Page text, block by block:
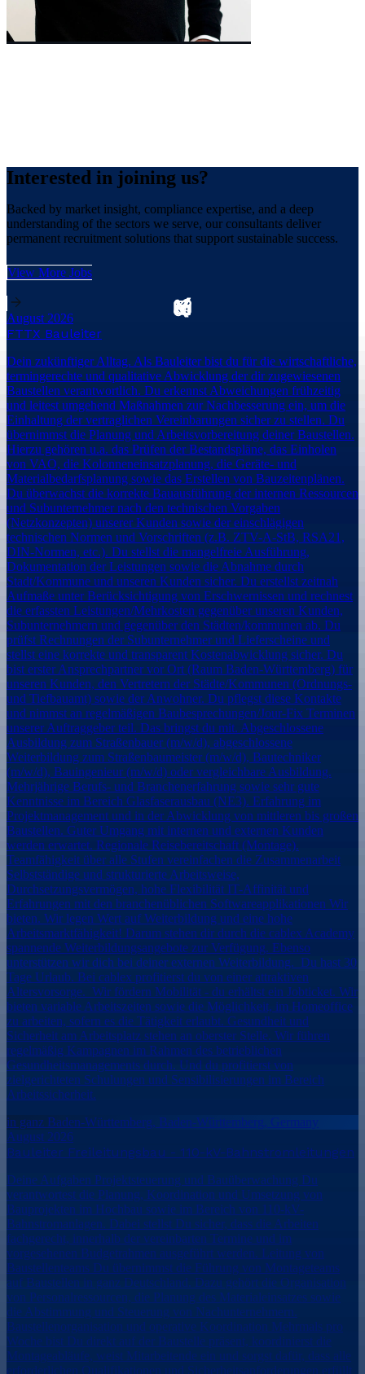
Interested in joining us?
Backed by market insight, compliance expertise, and a deep
understanding of the sectors we serve, our consultants deliver
permanent recruitment solutions that support sustainable success.
View More Jobs
August 2026
FTTX Bauleiter
Dein zukünftiger Alltag. Als Bauleiter bist du für die wirtschaftliche,
termingerechte und qualitative Abwicklung der dir zugewiesenen
Baustellen verantwortlich. Du erkennst Abweichungen frühzeitig
und leitest umgehend Maßnahmen zur Nachbesserung ein, um die
Einhaltung der vertraglichen Vereinbarungen sicher zu stellen. Du
übernimmst die Planung und Arbeitsvorbereitung deiner Baustellen.
Hierzu gehören u.a. das Prüfen der Bestandspläne, das Einholen
von VAO, die Kolonneneinsatzplanung, die Geräte- und
Materialbedarfsplanung sowie das Erstellen von Bauzeitenplänen.
Du überwachst die korrekte Bauausführung der internen Ressourcen
und Subunternehmer nach den technischen Vorgaben
(Netzkonzepten) unserer Kunden sowie der einschlägigen
technischen Normen und Vorschriften (z.B. ZTV-A-StB, RSA21,
DIN-Normen, etc.). Du stellst die mangelfreie Ausführung,
Dokumentation der Leistungen sowie die Abnahme durch
Stadt/Kommune und unseren Kunden sicher. Du erstellst zeitnah
Aufmaße unter Berücksichtigung von Erschwernissen und rechnest
die erfassten Leistungen/Mehrkosten gegenüber unseren Kunden,
Subunternehmern und gegenüber den Städten/kommunen ab. Du
prüfst Rechnungen der Subunternehmer und Lieferscheine und
stellst eine korrekte und transparent Kostenabwicklung sicher. Du
bist erster Ansprechpartner vor Ort (Raum Baden-Württemberg) für
unseren Kunden, den Vertretern der Städte/Kommunen (Ordnungs-
und Tiefbauamt) sowie der Anwohner. Du pflegst diese Kontakte
und nimmst an regelmäßigen Baubesprechungen/Jour-Fix Terminen
unserer Auftraggeber teil. Das bringst du mit. Abgeschlossene
Ausbildung zum Straßenbauer (m/w/d), abgeschlossene
Weiterbildung zum Straßenbaumeister (m/w/d), Bautechniker
(m/w/d), Bauingenieur (m/w/d) oder vergleichbare Ausbildung.
Mehrjährige Berufs- und Branchenerfahrung sowie sehr gute
Kenntnisse im Bereich Glasfaserausbau (NE3). Erfahrung im
Projektmanagement und in der Abwicklung von mittleren bis großen
Baustellen. Guter Umgang mit internen und externen Kunden
werden erwartet. Regionale Reisebereitschaft (Montage).
Teamfähigkeit über alle Stufen vereinfachen die Zusammenarbeit
Selbstständige und strukturierte Arbeitsweise,
Durchsetzungsvermögen, hohe Flexibilität IT-Affinität und
Erfahrungen mit den branchenüblichen Softwareapplikationen Wir
bieten. Wir legen Wert auf Weiterbildung und eine hohe
Arbeitsmarktfähigkeit! Darum stehen dir durch die cablex Academy
spannende Weiterbildungsangebote zur Verfügung. Ebenso
unterstützen wir dich bei deiner externen Weiterbildung. Du hast 30
Tage Urlaub. Bei cablex profitierst du von einer attraktiven
Altersvorsorge. Wir fördern Mobilität - du erhältst ein Jobticket. Wir
bieten variable Arbeitszeiten sowie die Möglichkeit, im Homeoffice
zu arbeiten, sofern es die Tätigkeit erlaubt. Gesundheit und
Sicherheit am Arbeitsplatz stehen an oberster Stelle. Wir führen
regelmäßig Kampagnen im Rahmen des betrieblichen
Gesundheitsmanagements durch. Und du profitierst von
zielgerichteten Schulungen und Sensibilisierungen im Bereich
Arbeitssicherheit.
in ganz Baden-Württemberg, Baden-Württemberg, Germany
August 2026
Bauleiter Freileitungsbau - 110-kV-Bahnstromleitungen
Deine Aufgaben Projektsteuerung und Bauüberwachung Du
verantwortest die Planung, Koordination und Umsetzung von
Bauprojekten im Hochbau sowie im Bereich von 110-kV-
Bahnstromanlagen. Dabei stellst Du sicher, dass die Arbeiten
fachgerecht, innerhalb der vereinbarten Termine und im
vorgesehenen Budgetrahmen ausgeführt werden. Leitung von
Baustellenteams Du übernimmst die Führung von Montageteams
auf Baustellen in ganz Deutschland. Dazu gehört die Organisation
von Personalressourcen, die Planung des Materialeinsatzes sowie
die Abstimmung und Steuerung von Nachunternehmern.
Baustellenorganisation und operative Koordination Mehrmals pro
Woche bist Du direkt auf der Baustelle präsent, koordinierst die
Montageabläufe, weist Mitarbeitende ein und sorgst dafür, dass alle
erforderlichen Qualifikationen und Sicherheitsanforderungen erfüllt